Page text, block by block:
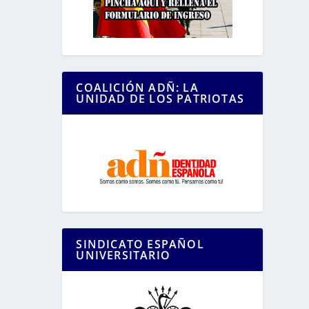
COALICIÓN ADÑ: LA
UNIDAD DE LOS PATRIOTAS
SINDICATO ESPAÑOL
UNIVERSITARIO